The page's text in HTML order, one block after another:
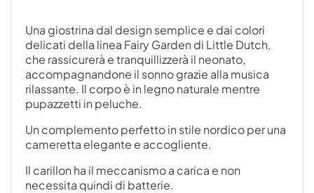
Una giostrina dal design semplice e dai colori
delicati della linea Fairy Garden di Little Dutch,
che rassicurerà e tranquillizzerà il neonato,
accompagnandone il sonno grazie alla musica
rilassante. Il corpo è in legno naturale mentre
pupazzetti in peluche.
Un complemento perfetto in stile nordico per una
cameretta elegante e accogliente.
Il carillon ha il meccanismo a carica e non
necessita quindi di batterie.